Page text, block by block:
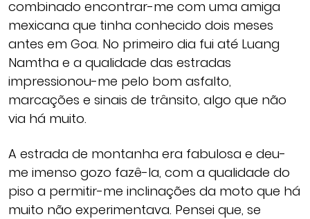
combinado encontrar-me com uma amiga
mexicana que tinha conhecido dois meses
antes em Goa. No primeiro dia fui até Luang
Namtha e a qualidade das estradas
impressionou-me pelo bom asfalto,
marcações e sinais de trânsito, algo que não
via há muito.
A estrada de montanha era fabulosa e deu-
me imenso gozo fazê-la, com a qualidade do
piso a permitir-me inclinações da moto que há
muito não experimentava. Pensei que, se